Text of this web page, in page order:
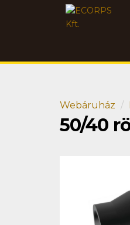
Webáruház
50/40